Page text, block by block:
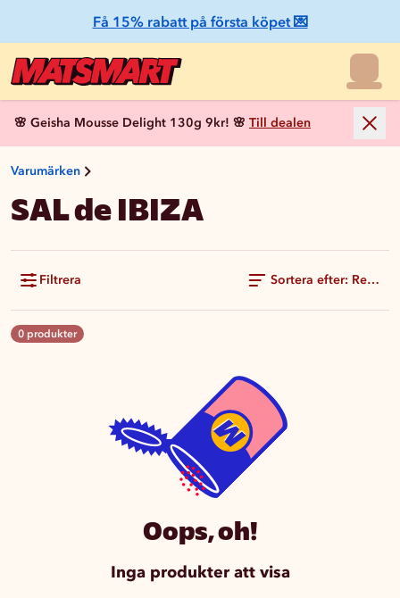
Få 15% rabatt på första köpet 💌
🌸 Geisha Mousse Delight 130g 9kr! 🌸 Till dealen
Varumärken
SAL de IBIZA
Filtrera Sortera efter:
0 produkter
Oops, oh!
Inga produkter att visa